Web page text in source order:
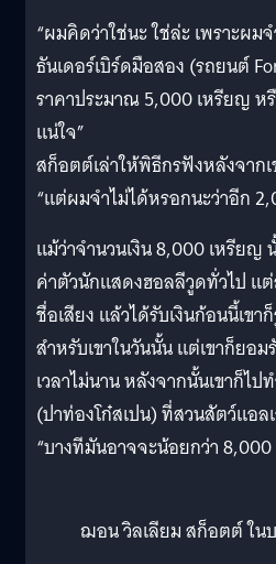
“ผมคิดว่าใช่นะ ใช่ล่ะ เพราะผ
ธันเดอร์เบิร์ดมือสอง (รถยนต์
ราคาประมาณ 5,000 เหรียญ ห
แน่ใจ”
สก็อตต์เล่าให้พิธีกรฟังหลังจากเ
“แต่ผมจำไม่ได้หรอกนะว่าอีก
แม้ว่าจำนวนเงิน 8,000 เหรีย
ค่าตัวนักแสดงฮอลลีวูดทั่วไป แ
ชื่อเสียง แล้วได้รับเงินก้อนนี้เขา
สำหรับเขาในวันนั้น แต่เขาก็ยอ
เวลาไม่นาน หลังจากนั้นเขาก็ไป
(ปาท่องโก๋สเปน) ที่สวนสัตว์แอล
“บางทีมันอาจจะน้อยกว่า
ฌอน วิลเลียม สก็อตต์ ใน